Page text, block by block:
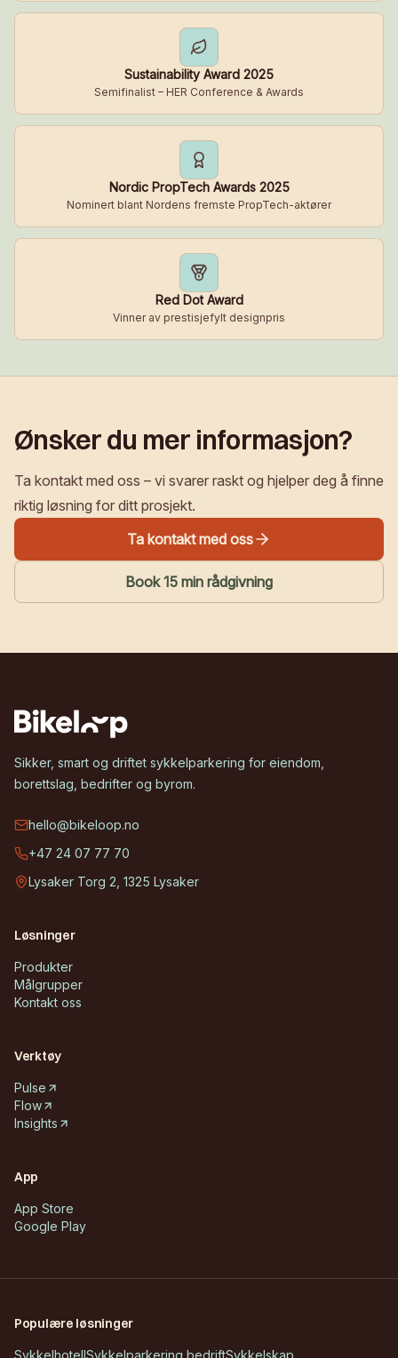
Sustainability Award 2025
Semifinalist – HER Conference & Awards
Nordic PropTech Awards 2025
Nominert blant Nordens fremste PropTech-aktører
Red Dot Award
Vinner av prestisjefylt designpris
Ønsker du mer informasjon?
Ta kontakt med oss – vi svarer raskt og hjelper deg å finne
riktig løsning for ditt prosjekt.
Ta kontakt med oss
Book 15 min rådgivning
Sikker, smart og driftet sykkelparkering for eiendom,
borettslag, bedrifter og byrom.
hello@bikeloop.no
+47 24 07 77 70
Lysaker Torg 2, 1325 Lysaker
Løsninger
Produkter
Målgrupper
Kontakt oss
Verktøy
Pulse
Flow
Insights
App
App Store
Google Play
Populære løsninger
SykkelhotellSykkelparkering bedriftSykkelskap